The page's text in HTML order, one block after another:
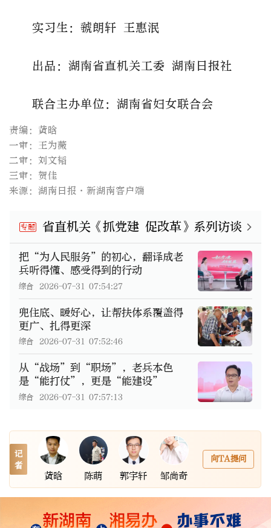
实习生：虢朗轩 王惠泯
出品：湖南省直机关工委 湖南日报社
联合主办单位：湖南省妇女联合会
责编：黄晗
一审：王为薇
二审：刘文韬
三审：贺佳
来源：湖南日报·新湖南客户端
专题 省直机关《抓党建 促改革》系列访谈
把“为人民服务”的初心，翻译成老
兵听得懂、感受得到的行动
综合 2026-07-31 07:54:27
兜住底、暖好心，让帮扶体系覆盖得
更广、扎得更深
综合 2026-07-31 07:52:46
从“战场”到“职场”，老兵本色
是“能打仗”，更是“能建设”
综合 2026-07-31 07:57:13
记
者
黄晗 陈萌 郭宇轩 邹尚奇
向TA提问